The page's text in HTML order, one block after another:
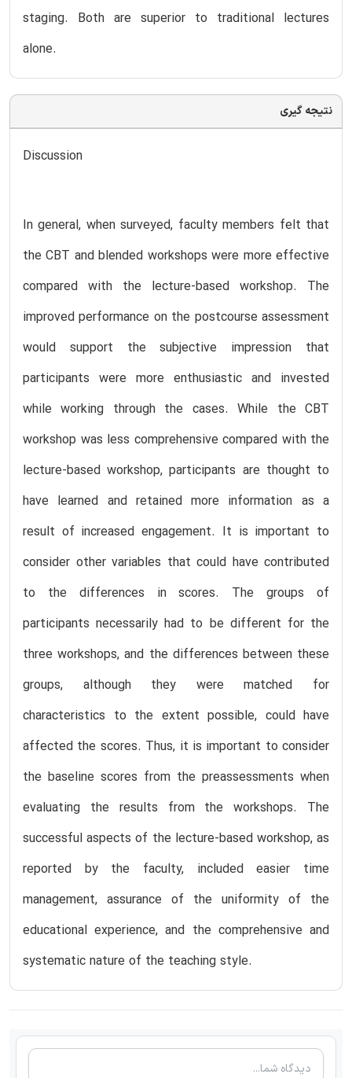
staging. Both are superior to traditional lectures
alone.
نتیجه گیری
Discussion
In general, when surveyed, faculty members felt that
the CBT and blended workshops were more effective
compared with the lecture-based workshop. The
improved performance on the postcourse assessment
would support the subjective impression that
participants were more enthusiastic and invested
while working through the cases. While the CBT
workshop was less comprehensive compared with the
lecture-based workshop, participants are thought to
have learned and retained more information as a
result of increased engagement. It is important to
consider other variables that could have contributed
to the differences in scores. The groups of
participants necessarily had to be different for the
three workshops, and the differences between these
groups, although they were matched for
characteristics to the extent possible, could have
affected the scores. Thus, it is important to consider
the baseline scores from the preassessments when
evaluating the results from the workshops. The
successful aspects of the lecture-based workshop, as
reported by the faculty, included easier time
management, assurance of the uniformity of the
educational experience, and the comprehensive and
systematic nature of the teaching style.